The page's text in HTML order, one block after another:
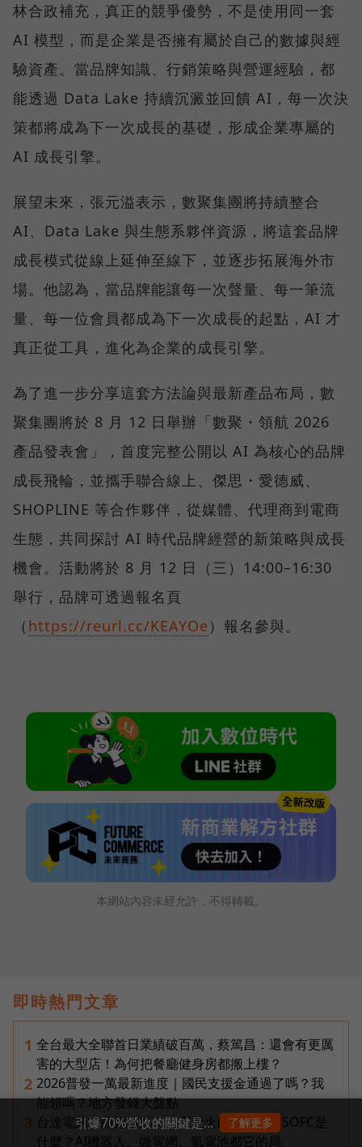
林合政補充，真正的競爭優勢，不是使用同一套
AI 模型，而是企業是否擁有屬於自己的數據與經
驗資產。當品牌知識、行銷策略與營運經驗，都
能透過 Data Lake 持續沉澱並回饋 AI，每一次決
策都將成為下一次成長的基礎，形成企業專屬的
AI 成長引擎。
展望未來，張元溢表示，數聚集團將持續整合
AI、Data Lake 與生態系夥伴資源，將這套品牌
成長模式從線上延伸至線下，並逐步拓展海外市
場。他認為，當品牌能讓每一次聲量、每一筆流
量、每一位會員都成為下一次成長的起點，AI 才
真正從工具，進化為企業的成長引擎。
為了進一步分享這套方法論與最新產品布局，數
聚集團將於 8 月 12 日舉辦「數聚・領航 2026
產品發表會」，首度完整公開以 AI 為核心的品牌
成長飛輪，並攜手聯合線上、傑思・愛德威、
SHOPLINE 等合作夥伴，從媒體、代理商到電商
生態，共同探討 AI 時代品牌經營的新策略與成長
機會。活動將於 8 月 12 日（三）14:00–16:30
舉行，品牌可透過報名頁
（ https://reurl.cc/KEAYOe ）報名參與。
本網站內容未經允許，不得轉載。
即時熱門文章
1 全台最大全聯首日業績破百萬，蔡篤昌：還會有更厲
害的大型店！為何把餐廳健身房都搬上樓？
2 2026普發一萬最新進度｜國民支援金通過了嗎？我
能領嗎？地方發錢大盤點
台達電第二曲線盤點：「不發火的發電機」SOFC是
什麼？AI機器人、微電網、氫電池都它的局
引爆70%營收的關鍵是... 了解更多